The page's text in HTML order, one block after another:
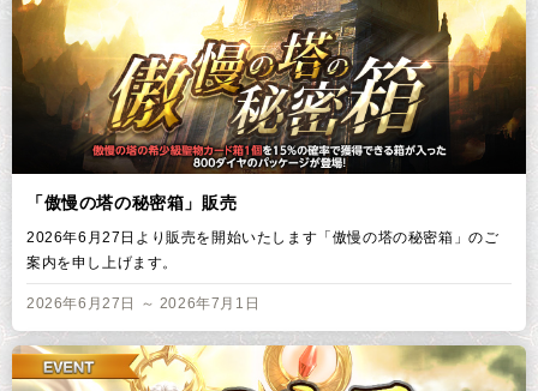
「傲慢の塔の秘密箱」販売
2026年6月27日より販売を開始いたします「傲慢の塔の秘密箱」のご
案内を申し上げます。
2026年6月27日 ～ 2026年7月1日